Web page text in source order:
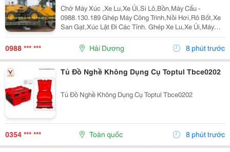
Chở Máy Xúc ,Xe Lu,Xe Ủi,Si Lô,Bồn,Máy Cẩu -
0988.130.189 Ghép Máy Công Trình,Nồi Hơi,Rô Bốt,Xe
San Gạt,Xúc Lật Đi Các Tỉnh. Ghép Xe Lu,Xe Ủi,Máy
Xúc Đào Đi Các Tỉnh Bắc Trung Nam Giá Rẻ &Ldquo;
Hãy Gọi Cho Tôi Để Có Giá Rẻ Nhất Thị Trường...
0988 *** *** Hải Dương 8 phút trước
Tủ Đồ Nghề Không Dụng Cụ Toptul Tbce0202
Tủ Đồ Nghề Không Dụng Cụ Toptul Tbce0202
0354 *** *** Toàn quốc 8 phút trước